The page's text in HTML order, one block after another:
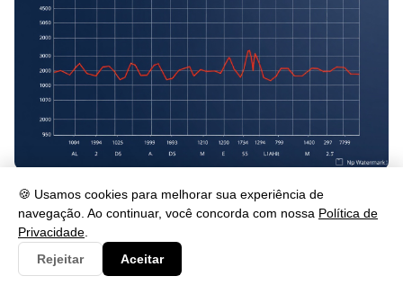
🍪 Usamos cookies para melhorar sua experiência de
navegação. Ao continuar, você concorda com nossa Política de
Privacidade
Rejeitar
Aceitar
Tabela de Colesterol por Idade: Valores Ideais e Guia
18/05/2026 às 21:38